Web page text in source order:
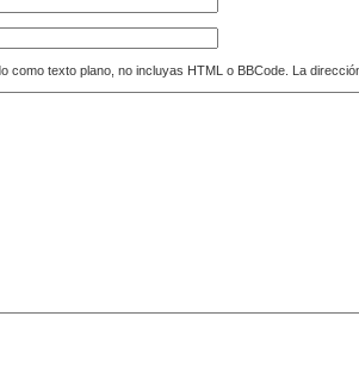
como texto plano, no incluyas HTML o BBCode. La